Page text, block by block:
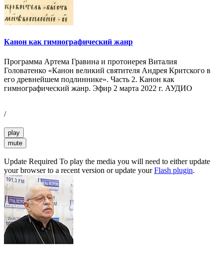
Канон как гимнографический жанр
Программа Артема Гравина и протоиерея Виталия
Головатенко «Канон великий святителя Андрея Критского в
его древнейшем подлиннике». Часть 2. Канон как
гимнографический жанр. Эфир 2 марта 2022 г. АУДИО
/
play
mute
Update Required To play the media you will need to either update
your browser to a recent version or update yourFlash plugin.